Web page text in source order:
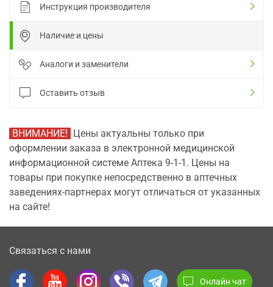
Инструкция производителя
Наличие и цены
Аналоги и заменители
Оставить отзыв
ВНИМАНИЕ! Цены актуальны только при
оформлении заказа в электронной медицинской
информационной системе Аптека 9-1-1. Цены на
товары при покупке непосредственно в аптечных
заведениях-партнерах могут отличаться от указанных
на сайте!
Связаться с нами
Онлайн чат